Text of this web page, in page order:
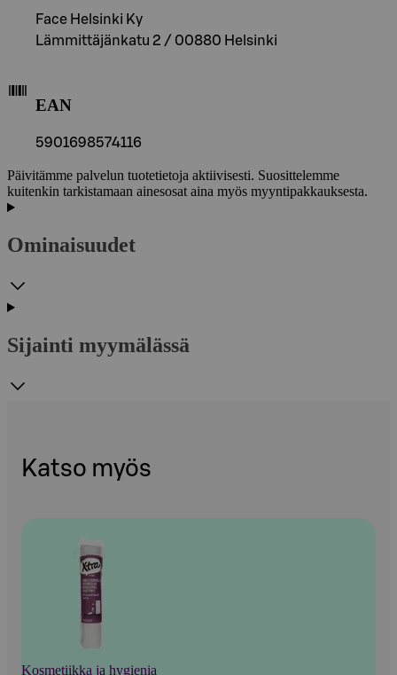
Face Helsinki Ky
Lämmittäjänkatu 2 / 00880 Helsinki
EAN
5901698574116
Päivitämme palvelun tuotetietoja aktiivisesti. Suosittelemme
kuitenkin tarkistamaan ainesosat aina myös myyntipakkauksesta.
Ominaisuudet
Sijainti myymälässä
Katso myös
Kosmetiikka ja hygienia